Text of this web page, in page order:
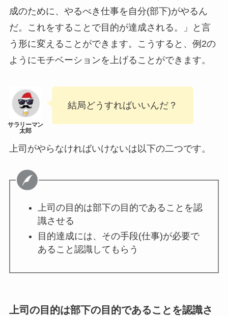
成のために、やるべき仕事を自分(部下)がやるん
だ。これをすることで目的が達成される。」と言
う形に変えることができます。こうすると、例2の
ようにモチベーションを上げることができます。
結局どうすればいいんだ？
上司がやらなければいけないは以下の二つです。
上司の目的は部下の目的であることを認
識させる
目的達成には、その手段(仕事)が必要で
あること認識してもらう
上司の目的は部下の目的であることを認識さ